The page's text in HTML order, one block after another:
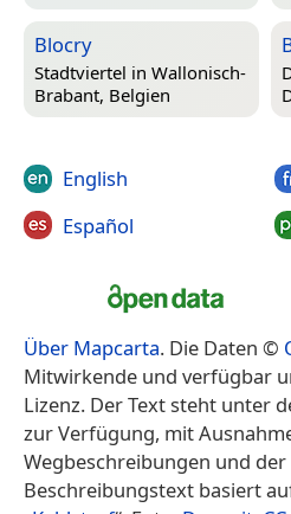
Blocry
Stadtviertel in Wallonisch-
Brabant, Belgien
English
Español
Über Mapcarta. Die Daten ©
Mitwirkende und verfügbar
Lizenz. Der Text steht unter
zur Verfügung, mit
Wegbeschreibungen und der
Beschreibungstext basiert